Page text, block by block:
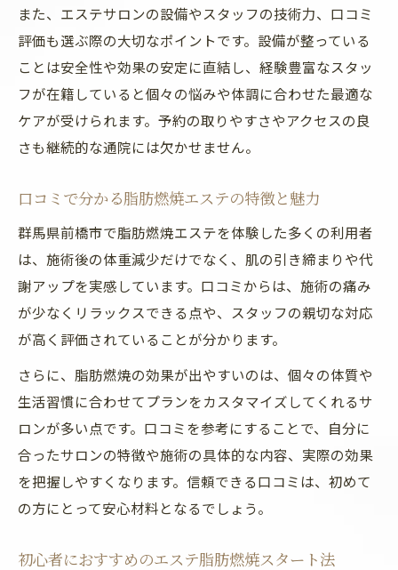
また、エステサロンの設備やスタッフの技術力、口コミ
評価も選ぶ際の大切なポイントです。設備が整っている
ことは安全性や効果の安定に直結し、経験豊富なスタッ
フが在籍していると個々の悩みや体調に合わせた最適な
ケアが受けられます。予約の取りやすさやアクセスの良
さも継続的な通院には欠かせません。
口コミで分かる脂肪燃焼エステの特徴と魅力
群馬県前橋市で脂肪燃焼エステを体験した多くの利用者
は、施術後の体重減少だけでなく、肌の引き締まりや代
謝アップを実感しています。口コミからは、施術の痛み
が少なくリラックスできる点や、スタッフの親切な対応
が高く評価されていることが分かります。
さらに、脂肪燃焼の効果が出やすいのは、個々の体質や
生活習慣に合わせてプランをカスタマイズしてくれるサ
ロンが多い点です。口コミを参考にすることで、自分に
合ったサロンの特徴や施術の具体的な内容、実際の効果
を把握しやすくなります。信頼できる口コミは、初めて
の方にとって安心材料となるでしょう。
初心者におすすめのエステ脂肪燃焼スタート法